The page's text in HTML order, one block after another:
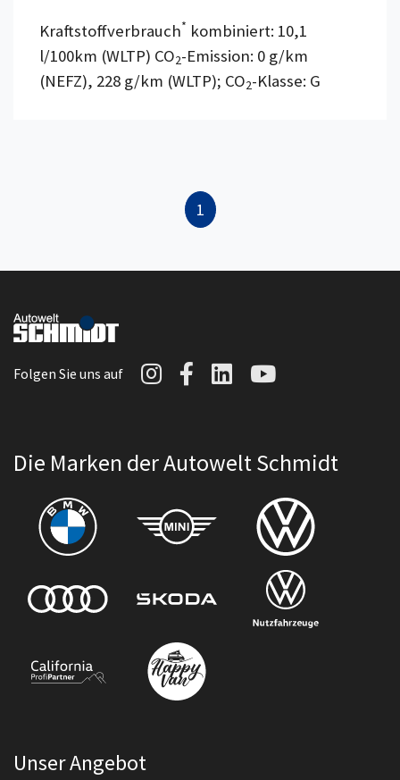
Kraftstoffverbrauch* kombiniert: 10,1
l/100km (WLTP) CO2-Emission: 0 g/km
(NEFZ), 228 g/km (WLTP); CO2-Klasse: G
1
Folgen Sie uns auf Autowelt Schmidt auf
Autowelt Schmidt
AutoweltAutowelt
Die Marken der Autowelt Schmidt
Unser Angebot